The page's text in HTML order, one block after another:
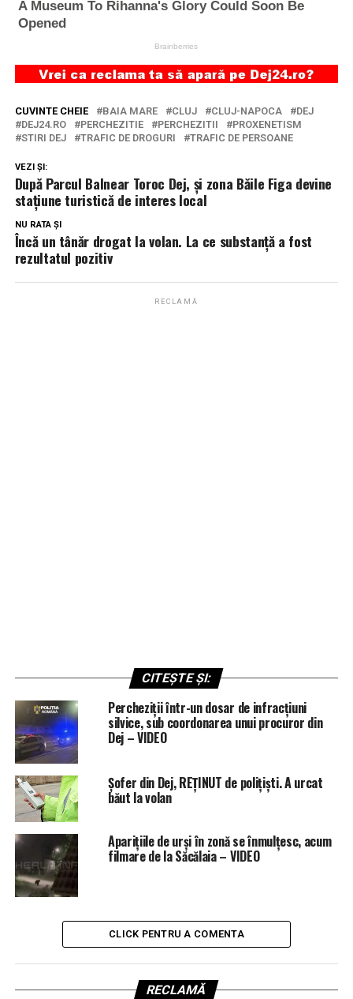
CUVINTE CHEIE BAIA MARE CLUJ CLUJ-NAPOCA
DEJ
DEJ24.RO
PERCHEZITIE PERCHEZITII
PROXENETISM
STIRI DEJ
TRAFIC DE DROGURI TRAFIC DE PERSOANE
VEZI ȘI:
După Parcul Balnear Toroc Dej, și zona Băile Figa devine
stațiune turistică de interes local
NU RATA ȘI
Încă un tânăr drogat la volan. La ce substanță a fost
rezultatul pozitiv
RECLAMĂ
CITEȘTE ȘI:
Percheziții într-un dosar de infracțiuni
silvice, sub coordonarea unui procuror din
Dej – VIDEO
Șofer din Dej, REȚINUT de polițiști. A urcat
băut la volan
Aparițiile de urși în zonă se înmulțesc, acum
filmare de la Săcălaia – VIDEO
CLICK PENTRU A COMENTA
RECLAMĂ